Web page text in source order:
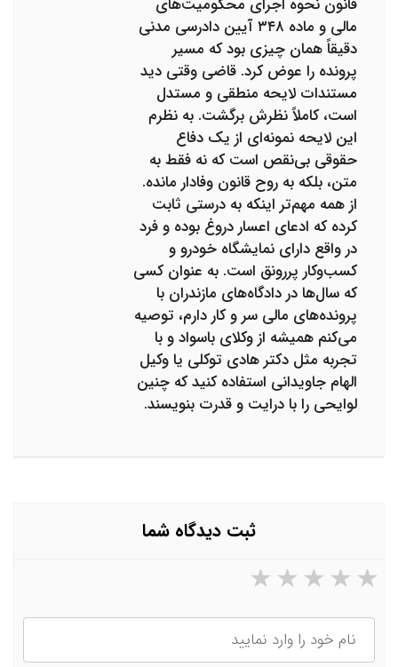
قانون نحوه اجرای محکومیت‌های
مالی و ماده ۳۴۸ آیین دادرسی مدنی
دقیقاً همان چیزی بود که مسیر
پرونده را عوض کرد. قاضی وقتی دید
مستندات لایحه منطقی و مستدل
است، کاملاً نظرش برگشت. به نظرم
این لایحه نمونه‌ای از یک دفاع
حقوقی بی‌نقص است که نه فقط به
متن، بلکه به روح قانون وفادار مانده.
از همه مهم‌تر اینکه به درستی ثابت
کرده که ادعای اعسار دروغ بوده و فرد
در واقع دارای نمایشگاه خودرو و
کسب‌وکار پررونق است. به عنوان کسی
که سال‌ها در دادگاه‌های مازندران با
پرونده‌های مالی سر و کار دارم، توصیه
می‌کنم همیشه از وکلای باسواد و با
تجربه مثل دکتر هادی توکلی یا وکیل
الهام جاویدانی استفاده کنید که چنین
لوایحی را با درایت و قدرت بنویسند.
ثبت دیدگاه شما
۵ ستاره از ۵ ۴ ستاره از ۵ ۳ ستاره از ۵ ۲ ستاره از ۵
نام